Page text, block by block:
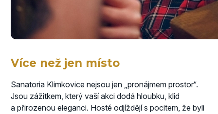
Více než jen místo
Sanatoria Klimkovice nejsou jen „pronájmem prostor“.
Jsou zážitkem, který vaší akci dodá hloubku, klid
a přirozenou eleganci. Hosté odjíždějí s pocitem, že byli